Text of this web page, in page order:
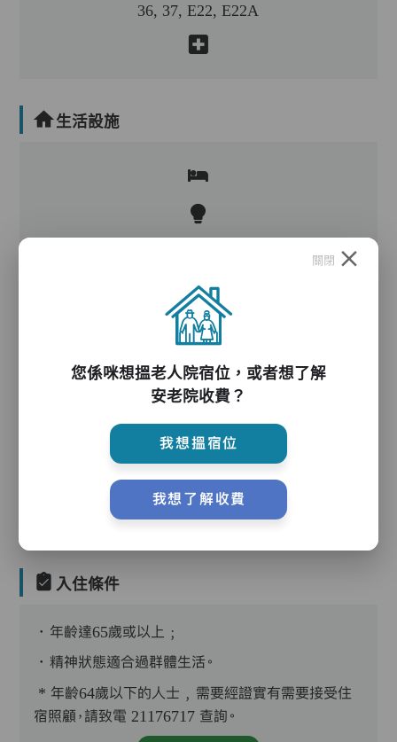
36, 37, E22, E22A
生活設施
護理評估、執藥、核派藥、量度生命表徵、協助沐
入住條件
．年齡達65歲或以上﹔
．精神狀態適合過群體生活。
* 年齡64歲以下的人士﹐需要經證實有需要接受住
宿照顧，請致電 21176717 查詢。
關閉
您係咪想搵老人院宿位，或者想了解
安老院收費？
我想搵宿位
我想了解收費